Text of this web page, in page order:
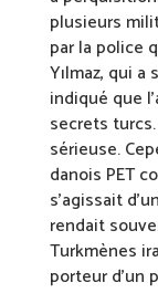
plusieurs
par la police
Yılmaz, qui
indiqué que
secrets
sérieuse.
danois PET
s’agissait
rendait
Turkmènes
porteur d’un